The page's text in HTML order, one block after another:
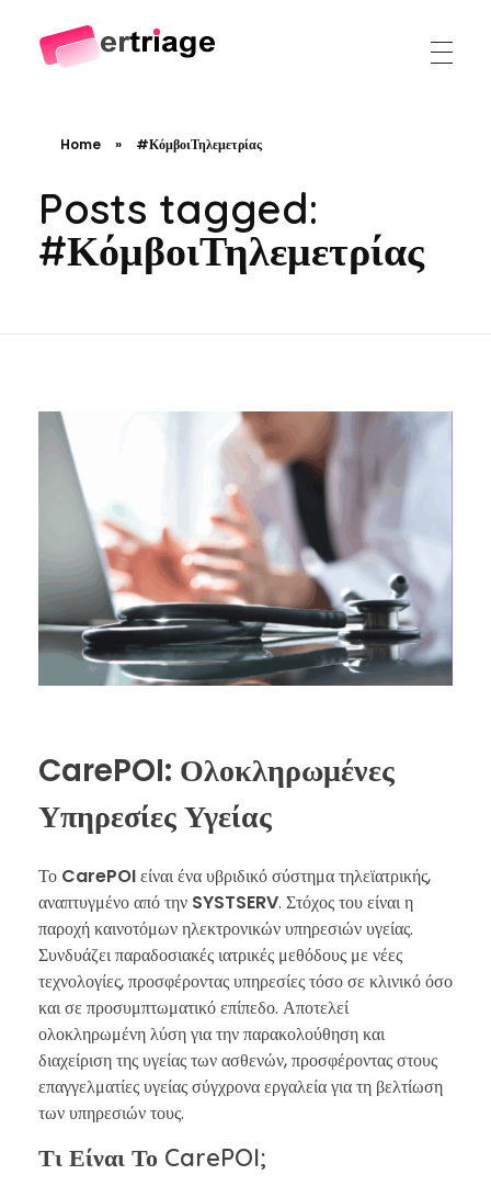
Home » #ΚόμβοιΤηλεμετρίας
Posts tagged:
#ΚόμβοιΤηλεμετρίας
CarePOI: Ολοκληρωμένες
Υπηρεσίες Υγείας
Το CarePOIείναι ένα υβριδικό σύστημα τηλεϊατρικής,
αναπτυγμένο από την SYSTSERV. Στόχος του είναι η
παροχή καινοτόμων ηλεκτρονικών υπηρεσιών υγείας.
Συνδυάζει παραδοσιακές ιατρικές μεθόδους με νέες
τεχνολογίες, προσφέροντας υπηρεσίες τόσο σε κλινικό όσο
και σε προσυμπτωματικό επίπεδο. Αποτελεί
ολοκληρωμένη λύση για την παρακολούθηση και
διαχείριση της υγείας των ασθενών, προσφέροντας στους
επαγγελματίες υγείας σύγχρονα εργαλεία για τη βελτίωση
των υπηρεσιών τους.
Τι Είναι Το CarePOI;